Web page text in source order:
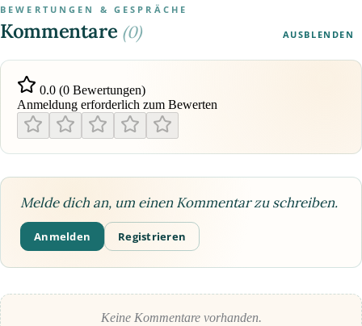
BEWERTUNGEN & GESPRÄCHE
Kommentare (0) AUSBLENDEN
0.0 (0 Bewertungen)
Anmeldung erforderlich zum Bewerten
Melde dich an, um einen Kommentar zu schreiben.
Anmelden Registrieren
Keine Kommentare vorhanden.